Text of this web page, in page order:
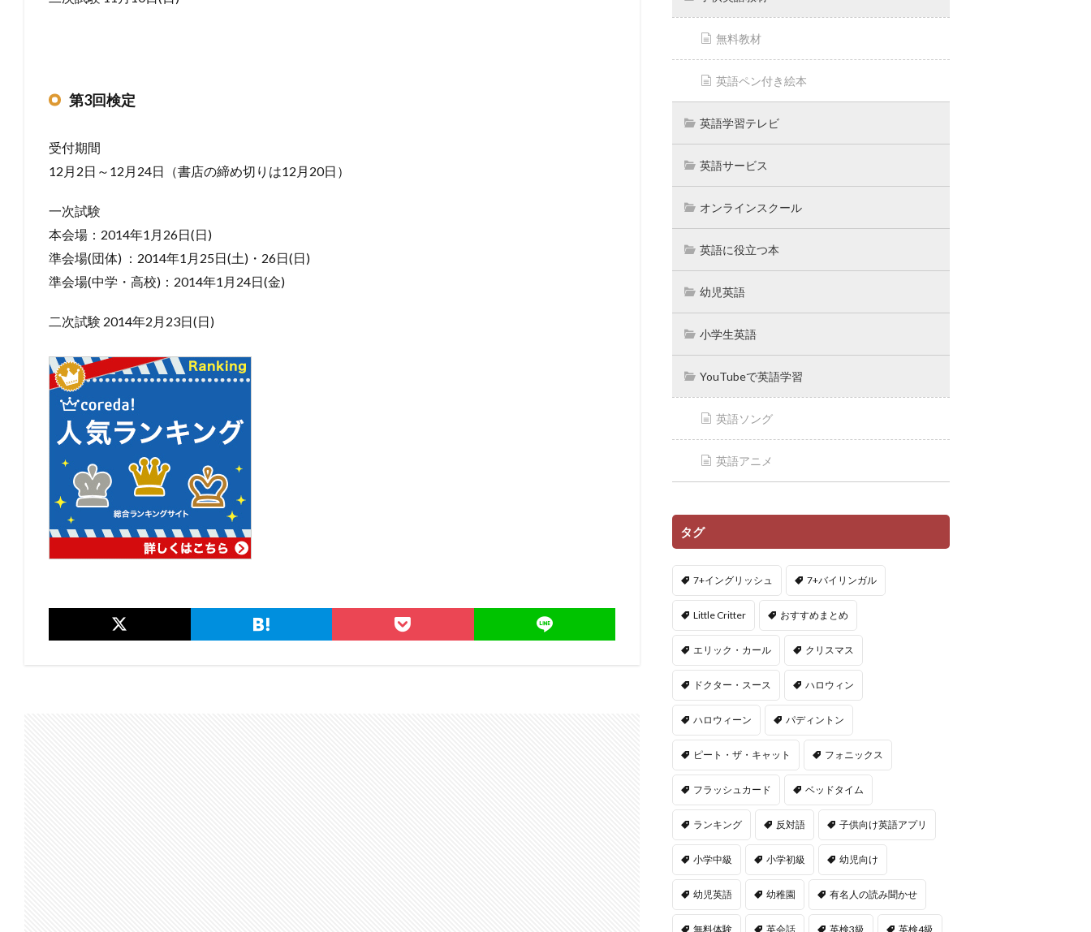
第3回検定
受付期間
12月2日～12月24日（書店の締め切りは12月20日）
一次試験
本会場：2014年1月26日(日)
準会場(団体) ：2014年1月25日(土)・26日(日)
準会場(中学・高校)：2014年1月24日(金)
二次試験 2014年2月23日(日)
無料教材
英語ペン付き絵本
英語学習テレビ
英語サービス
オンラインスクール
英語に役立つ本
幼児英語
小学生英語
YouTubeで英語学習
英語ソング
英語アニメ
タグ
7+イングリッシュ 7+バイリンガル
Little Critter おすすめまとめ
エリック・カール クリスマス
ドクター・スース ハロウィン
ハロウィーン パディントン
ピート・ザ・キャット フォニックス
フラッシュカード ベッドタイム
ランキング 反対語 子供向け英語アプリ
小学中級 小学初級 幼児向け
幼児英語 幼稚園 有名人の読み聞かせ
無料体験 英会話 英検3級 英検4級